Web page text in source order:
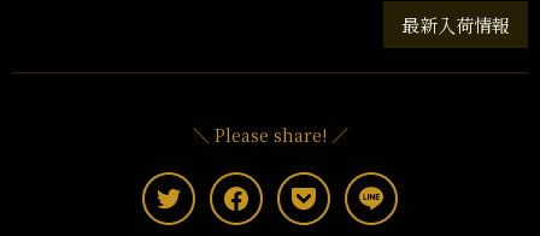
最新入荷情報
＼ Please share! ／